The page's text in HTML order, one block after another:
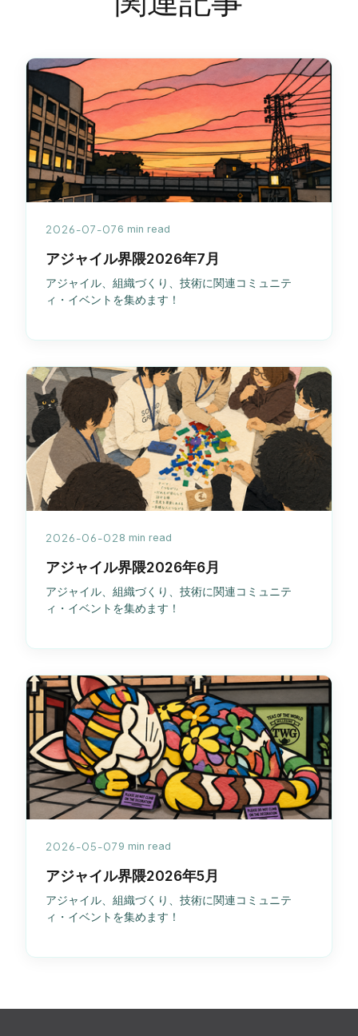
2026-07-07 6 min read
アジャイル界隈2026年7月
アジャイル、組織づくり、技術に関連コミュニテ
ィ・イベントを集めます！
2026-06-02 8 min read
アジャイル界隈2026年6月
アジャイル、組織づくり、技術に関連コミュニテ
ィ・イベントを集めます！
2026-05-07 9 min read
アジャイル界隈2026年5月
アジャイル、組織づくり、技術に関連コミュニテ
ィ・イベントを集めます！